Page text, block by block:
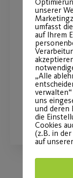
MAN
unserer
umfasst
auf Ihrem
„Alle
uns
und deren
die
Cookies
(z.B. in
auf